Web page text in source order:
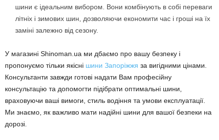
шини є ідеальним вибором. Вони комбінують в собі переваги
літніх і зимових шин, дозволяючи економити час і гроші на їх
заміні залежно від сезону.
У магазині Shinoman.ua ми дбаємо про вашу безпеку і
пропонуємо тільки якісні шини Запоріжжя за вигідними цінами.
Консультанти завжди готові надати Вам професійну
консультацію та допомогти підібрати оптимальні шини,
враховуючи ваші вимоги, стиль водіння та умови експлуатації.
Ми знаємо, як важливо мати надійні шини для вашої безпеки на
дорозі.